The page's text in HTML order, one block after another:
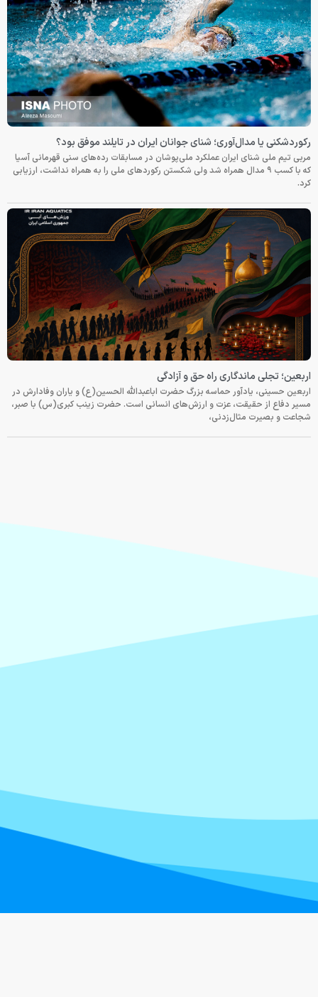
رکوردشکنی یا مدال‌آوری؛ شنای جوانان ایران در تایلند موفق بود؟
مربی تیم ملی شنای ایران عملکرد ملی‌پوشان در مسابقات رده‌های سنی قهرمانی آسیا
که با کسب ۹ مدال همراه شد ولی شکستن رکوردهای ملی را به همراه نداشت، ارزیابی
کرد.
اربعین؛ تجلی ماندگاری راه حق و آزادگی
اربعین حسینی، یادآور حماسه بزرگ حضرت اباعبدالله الحسین(ع) و یاران وفادارش در
مسیر دفاع از حقیقت، عزت و ارزش‌های انسانی است. حضرت زینب کبری(س) با صبر،
شجاعت و بصیرت مثال‌زدنی،